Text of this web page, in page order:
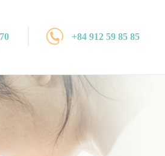
+84 912 59 85 85